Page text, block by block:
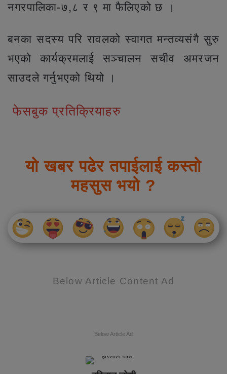
नगरपालिका-७,८ र ९ मा फैलिएको छ ।
बनका सदस्य परि रावलको स्वागत मन्तव्यसंगै सुरु
भएको कार्यक्रमलाई सञ्चालन सचीव अमरजन
साउदले गर्नुभएको थियो ।
फेसबुक प्रतिक्रियाहरु
यो खबर पढेर तपाईलाई कस्तो
महसुस भयो ?
Below Article Content Ad
Below Article Ad